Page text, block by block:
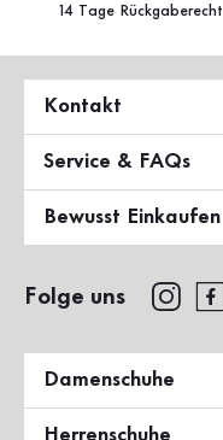
14 Tage Rückgaberecht
Kontakt
Service & FAQs
Bewusst Einkaufen
Folge uns
Damenschuhe
Herrenschuhe